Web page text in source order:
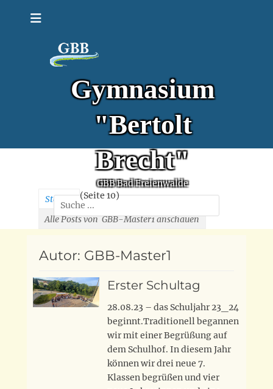
Gymnasium
"Bertolt
Brecht"
GBB Bad Freienwalde
Suchen
nach:
Start »
Alle Posts vonGBB-Master1 anschauen
(Seite 10)
Autor: GBB-Master1
Erster Schultag
28.08.23 – das Schuljahr 23_24
beginnt.Traditionell begannen
wir mit einer Begrüßung auf
dem Schulhof. In diesem Jahr
können wir drei neue 7.
Klassen begrüßen und vier